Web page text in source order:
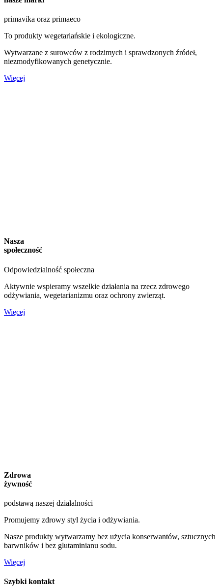
primavika oraz primaeco
To produkty wegetariańskie i ekologiczne.
Wytwarzane z surowców z rodzimych i sprawdzonych źródeł,
niezmodyfikowanych genetycznie.
Więcej
Nasza
społeczność
Odpowiedzialność społeczna
Aktywnie wspieramy wszelkie działania na rzecz zdrowego
odżywiania, wegetarianizmu oraz ochrony zwierząt.
Więcej
Zdrowa
żywność
podstawą naszej działalności
Promujemy zdrowy styl życia i odżywiania.
Nasze produkty wytwarzamy bez użycia konserwantów, sztucznych
barwników i bez glutaminianu sodu.
Więcej
Szybki kontakt